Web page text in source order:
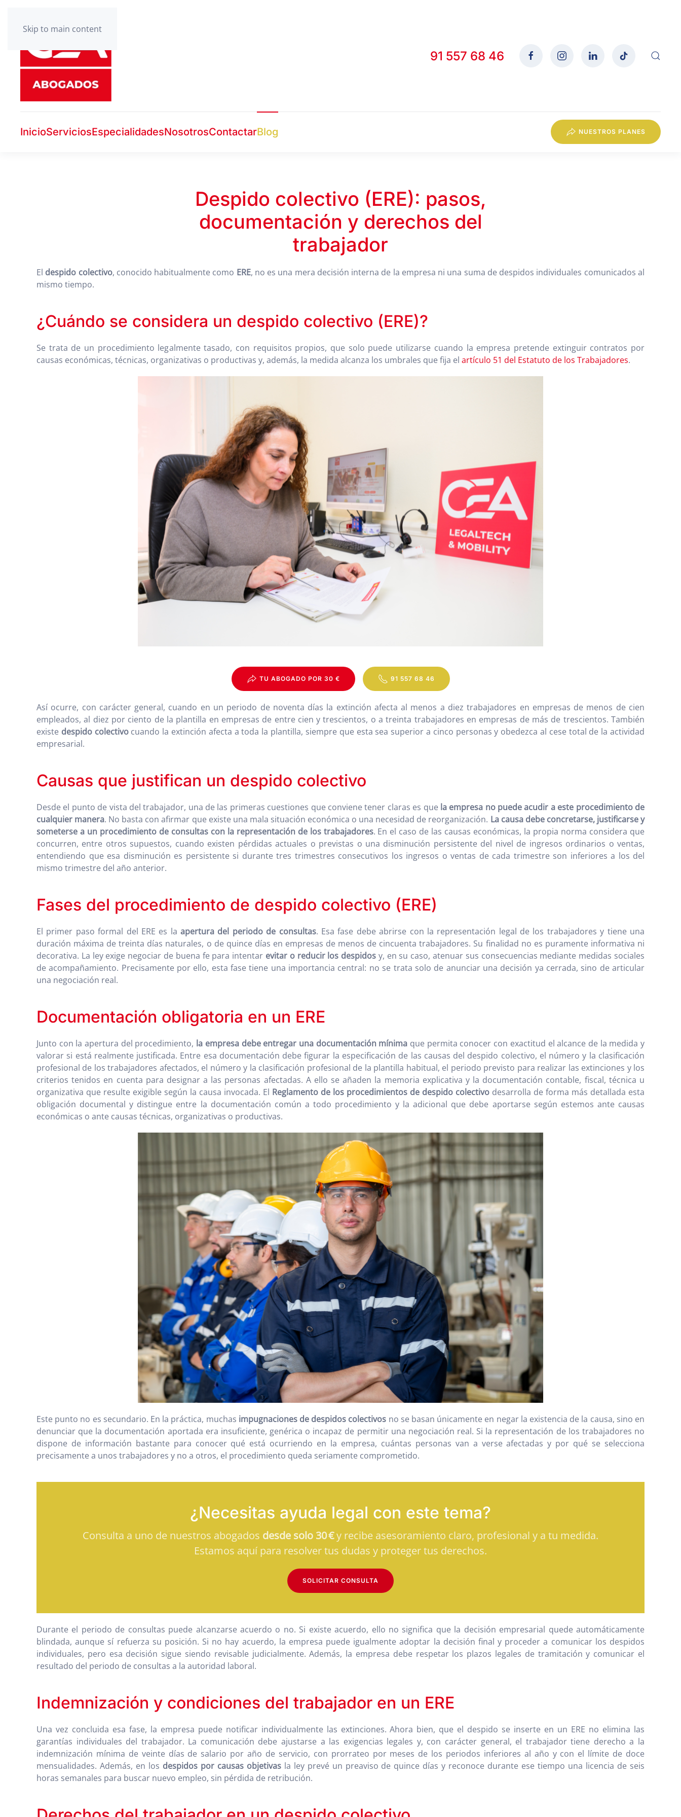
Skip to main content
91 557 68 46
InicioServiciosEspecialidadesNosotrosContactarBlog NUESTROS PLANES
Despido colectivo (ERE): pasos,
documentación y derechos del
trabajador
El despido colectivo, conocido habitualmente como ERE, no es una mera decisión interna de la empresa ni una suma de despidos individuales comunicados al
mismo tiempo.
¿Cuándo se considera un despido colectivo (ERE)?
Se trata de un procedimiento legalmente tasado, con requisitos propios, que solo puede utilizarse cuando la empresa pretende extinguir contratos por
causas económicas, técnicas, organizativas o productivas y, además, la medida alcanza los umbrales que fija el artículo 51 del Estatuto de los Trabajadores.
TU ABOGADO POR 30 € 91 557 68 46
Así ocurre, con carácter general, cuando en un periodo de noventa días la extinción afecta al menos a diez trabajadores en empresas de menos de cien
empleados, al diez por ciento de la plantilla en empresas de entre cien y trescientos, o a treinta trabajadores en empresas de más de trescientos. También
existe despido colectivocuando la extinción afecta a toda la plantilla, siempre que esta sea superior a cinco personas y obedezca al cese total de la actividad
empresarial.
Causas que justifican un despido colectivo
Desde el punto de vista del trabajador, una de las primeras cuestiones que conviene tener claras es que la empresa no puede acudir a este procedimiento de
cualquier manera. No basta con afirmar que existe una mala situación económica o una necesidad de reorganización. La causa debe concretarse, justificarse y
someterse a un procedimiento de consultas con la representación de los trabajadores. En el caso de las causas económicas, la propia norma considera que
concurren, entre otros supuestos, cuando existen pérdidas actuales o previstas o una disminución persistente del nivel de ingresos ordinarios o ventas,
entendiendo que esa disminución es persistente si durante tres trimestres consecutivos los ingresos o ventas de cada trimestre son inferiores a los del
mismo trimestre del año anterior.
Fases del procedimiento de despido colectivo (ERE)
El primer paso formal del ERE es laapertura del periodo de consultas. Esa fase debe abrirse con la representación legal de los trabajadores y tiene una
duración máxima de treinta días naturales, o de quince días en empresas de menos de cincuenta trabajadores. Su finalidad no es puramente informativa ni
decorativa. La ley exige negociar de buena fe para intentar evitar o reducir los despidos y, en su caso, atenuar sus consecuencias mediante medidas sociales
de acompañamiento. Precisamente por ello, esta fase tiene una importancia central: no se trata solo de anunciar una decisión ya cerrada, sino de articular
una negociación real.
Documentación obligatoria en un ERE
Junto con la apertura del procedimiento, la empresa debe entregar una documentación mínima que permita conocer con exactitud el alcance de la medida y
valorar si está realmente justificada. Entre esa documentación debe figurar la especificación de las causas del despido colectivo, el número y la clasificación
profesional de los trabajadores afectados, el número y la clasificación profesional de la plantilla habitual, el periodo previsto para realizar las extinciones y los
criterios tenidos en cuenta para designar a las personas afectadas. A ello se añaden la memoria explicativa y la documentación contable, fiscal, técnica u
organizativa que resulte exigible según la causa invocada. El Reglamento de los procedimientos de despido colectivo desarrolla de forma más detallada esta
obligación documental y distingue entre la documentación común a todo procedimiento y la adicional que debe aportarse según estemos ante causas
económicas o ante causas técnicas, organizativas o productivas.
Este punto no es secundario. En la práctica, muchas impugnaciones de despidos colectivos no se basan únicamente en negar la existencia de la causa, sino en
denunciar que la documentación aportada era insuficiente, genérica o incapaz de permitir una negociación real. Si la representación de los trabajadores no
dispone de información bastante para conocer qué está ocurriendo en la empresa, cuántas personas van a verse afectadas y por qué se selecciona
precisamente a unos trabajadores y no a otros, el procedimiento queda seriamente comprometido.
¿Necesitas ayuda legal con este tema?
Consulta a uno de nuestros abogados desde solo 30 €y recibe asesoramiento claro, profesional y a tu medida.
Estamos aquí para resolver tus dudas y proteger tus derechos.
SOLICITAR CONSULTA
Durante el periodo de consultas puede alcanzarse acuerdo o no. Si existe acuerdo, ello no significa que la decisión empresarial quede automáticamente
blindada, aunque sí refuerza su posición. Si no hay acuerdo, la empresa puede igualmente adoptar la decisión final y proceder a comunicar los despidos
individuales, pero esa decisión sigue siendo revisable judicialmente. Además, la empresa debe respetar los plazos legales de tramitación y comunicar el
resultado del periodo de consultas a la autoridad laboral.
Indemnización y condiciones del trabajador en un ERE
Una vez concluida esa fase, la empresa puede notificar individualmente las extinciones. Ahora bien, que el despido se inserte en un ERE no elimina las
garantías individuales del trabajador. La comunicación debe ajustarse a las exigencias legales y, con carácter general, el trabajador tiene derecho a la
indemnización mínima de veinte días de salario por año de servicio, con prorrateo por meses de los periodos inferiores al año y con el límite de doce
mensualidades. Además, en los despidos por causas objetivasla ley prevé un preaviso de quince días y reconoce durante ese tiempo una licencia de seis
horas semanales para buscar nuevo empleo, sin pérdida de retribución.